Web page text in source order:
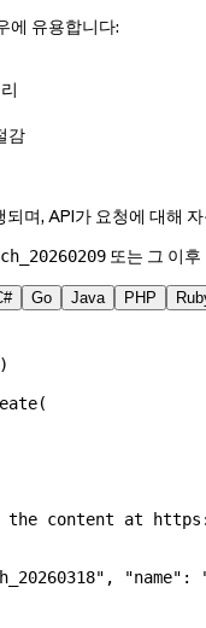
에 유용합니다:
감
되며, API가 요청에 대해
또는 그 이
Go Java PHP
the content at
, "name" :